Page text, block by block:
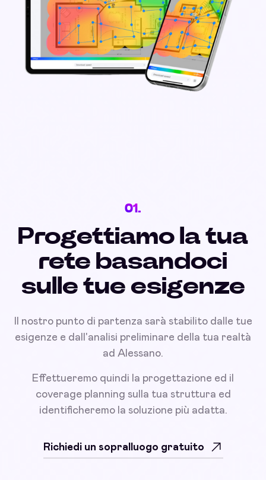
01.
Progettiamo la tua
rete basandoci
sulle tue esigenze
Il nostro punto di partenza sarà stabilito dalle tue
esigenze e dall'analisi preliminare della tua realtà
ad Alessano.
Effettueremo quindi la progettazione ed il
coverage planning sulla tua struttura ed
identificheremo la soluzione più adatta.
Richiedi un sopralluogo gratuito